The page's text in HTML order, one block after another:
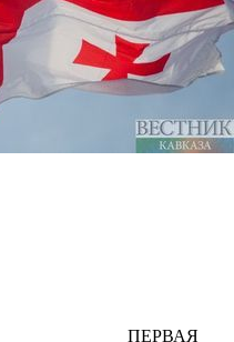
ПЕРВАЯ